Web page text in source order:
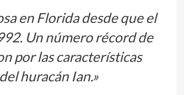
en Florida desde que el
Un número récord de
por las características
huracán Ian.»